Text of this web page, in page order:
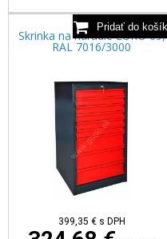
Skrinka na náradie EURO 09,
RAL 7016/3000
399,35 € s DPH